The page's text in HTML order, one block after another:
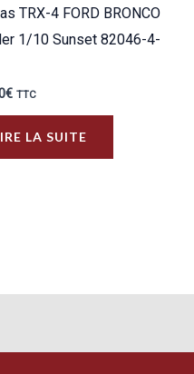
TRX-4 FORD BRONCO
1/10 Sunset 82046-4-
€ TTC
LA SUITE